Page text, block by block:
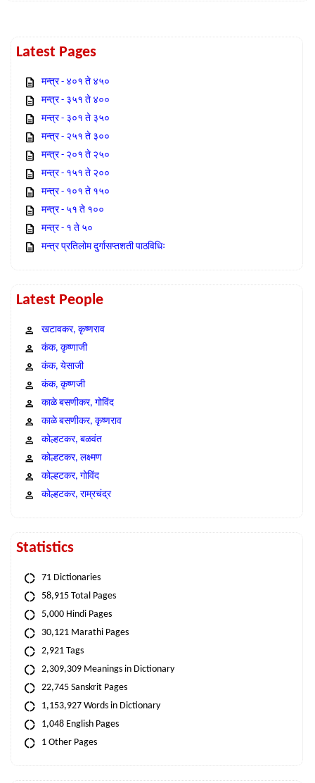
Latest Pages
मन्त्र - ४०१ ते ४५०
मन्त्र - ३५१ ते ४००
मन्त्र - ३०१ ते ३५०
मन्त्र - २५१ ते ३००
मन्त्र - २०१ ते २५०
मन्त्र - १५१ ते २००
मन्त्र - १०१ ते १५०
मन्त्र - ५१ ते १००
मन्त्र - १ ते ५०
मन्त्र प्रतिलोम दुर्गासप्तशती पाठविधिः
Latest People
खटावकर, कृष्णराव
कंक, कृष्णाजी
कंक, येसाजी
कंक, कृष्णजी
काळे बसणीकर, गोविंद
काळे बसणीकर, कृष्णराव
कोल्हटकर, बळवंत
कोल्हटकर, लक्ष्मण
कोल्हटकर, गोविंद
कोल्हटकर, राम्रचंद्र
Statistics
71 Dictionaries
58,915 Total Pages
5,000 Hindi Pages
30,121 Marathi Pages
2,921 Tags
2,309,309 Meanings in Dictionary
22,745 Sanskrit Pages
1,153,927 Words in Dictionary
1,048 English Pages
1 Other Pages